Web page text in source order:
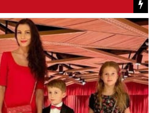
كيف تسبب سائح كويتي في إغلاق منزل